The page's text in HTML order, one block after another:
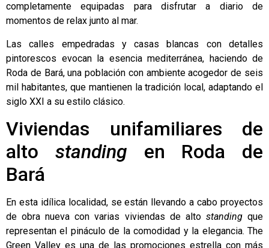
completamente equipadas para disfrutar a diario de
momentos de relax junto al mar.
Las calles empedradas y casas blancas con detalles
pintorescos evocan la esencia mediterránea, haciendo de
Roda de Bará, una población con ambiente acogedor de seis
mil habitantes, que mantienen la tradición local, adaptando el
siglo XXI a su estilo clásico.
Viviendas unifamiliares de
alto standing en Roda de
Bará
En esta idílica localidad, se están llevando a cabo proyectos
de obra nueva con varias viviendas de alto standingque
representan el pináculo de la comodidad y la elegancia. The
Green Valley es una de las promociones estrella con más